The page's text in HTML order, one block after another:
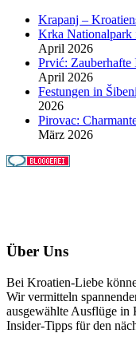
Krapanj –
Krka Nationalpark
April 2026
Prvić:
April 2026
Festungen in
2026
Pirovac:
März 2026
Über Uns
Bei Kroatien-Liebe
Wir vermitteln
ausgewählte Ausflüge
Insider-Tipps für den